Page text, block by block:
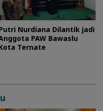
Nurdiana Dilantik jadi
PAW Bawaslu
Ternate